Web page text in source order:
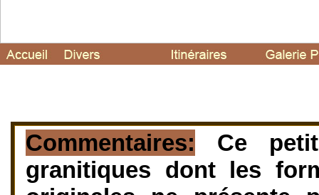
Commentaires:
Ce
granitiques dont les